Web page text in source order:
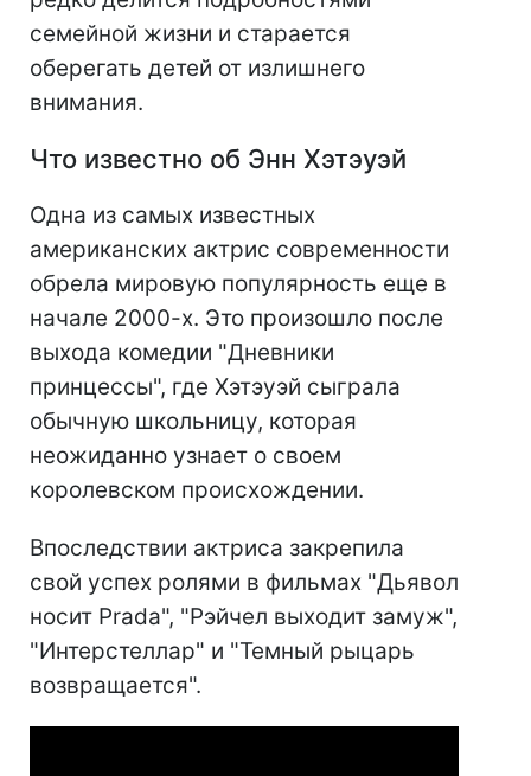
семейной жизни и старается
оберегать детей от излишнего
внимания.
Что известно об Энн Хэтэуэй
Одна из самых известных
американских актрис современности
обрела мировую популярность еще в
начале 2000-х. Это произошло после
выхода комедии "Дневники
принцессы", где Хэтэуэй сыграла
обычную школьницу, которая
неожиданно узнает о своем
королевском происхождении.
Впоследствии актриса закрепила
свой успех ролями в фильмах "Дьявол
носит Prada", "Рэйчел выходит замуж",
"Интерстеллар" и "Темный рыцарь
возвращается".